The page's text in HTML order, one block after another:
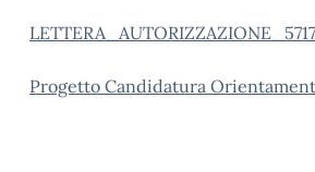
Progetto Candidatura